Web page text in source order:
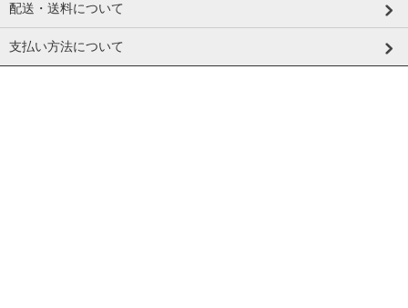
配送・送料について
支払い方法について